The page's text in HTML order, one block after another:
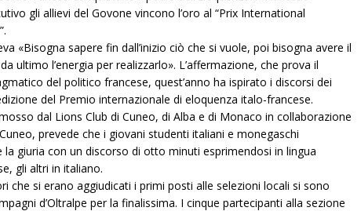
gli allievi del Govone vincono l’oro al “Prix International
«Bisogna sapere fin dall’inizio ciò che si vuole, poi bisogna avere il
ultimo l’energia per realizzarlo». L’affermazione, che prova il
del politico francese, quest’anno ha ispirato i discorsi dei
del Premio internazionale di eloquenza italo-francese.
dal Lions Club di Cuneo, di Alba e di Monaco in collaborazione
prevede che i giovani studenti italiani e monegaschi
giuria con un discorso di otto minuti esprimendosi in lingua
gli altri in italiano.
che si erano aggiudicati i primi posti alle selezioni locali si sono
d’Oltralpe per la finalissima. I cinque partecipanti alla sezione